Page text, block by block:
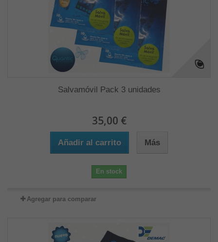
Salvamóvil Pack 3 unidades
35,00 €
Añadir al carrito Más
En stock
Agregar para comparar